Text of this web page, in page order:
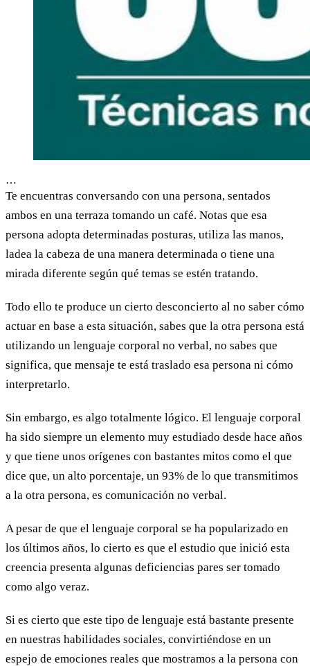
…
Te encuentras conversando con una persona, sentados
ambos en una terraza tomando un café. Notas que esa
persona adopta determinadas posturas, utiliza las manos,
ladea la cabeza de una manera determinada o tiene una
mirada diferente según qué temas se estén tratando.
Todo ello te produce un cierto desconcierto al no saber cómo
actuar en base a esta situación, sabes que la otra persona está
utilizando un lenguaje corporal no verbal, no sabes que
significa, que mensaje te está traslado esa persona ni cómo
interpretarlo.
Sin embargo, es algo totalmente lógico. El lenguaje corporal
ha sido siempre un elemento muy estudiado desde hace años
y que tiene unos orígenes con bastantes mitos como el que
dice que, un alto porcentaje, un 93% de lo que transmitimos
a la otra persona, es comunicación no verbal.
A pesar de que el lenguaje corporal se ha popularizado en
los últimos años, lo cierto es que el estudio que inició esta
creencia presenta algunas deficiencias pares ser tomado
como algo veraz.
Si es cierto que este tipo de lenguaje está bastante presente
en nuestras habilidades sociales, convirtiéndose en un
espejo de emociones reales que mostramos a la persona con